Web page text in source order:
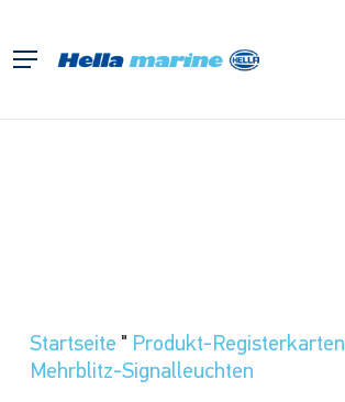
springen
Menü
Startseite " Produkt-Registerkarten
Mehrblitz-Signalleuchten